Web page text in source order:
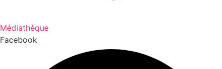
Médiathèque
Facebook